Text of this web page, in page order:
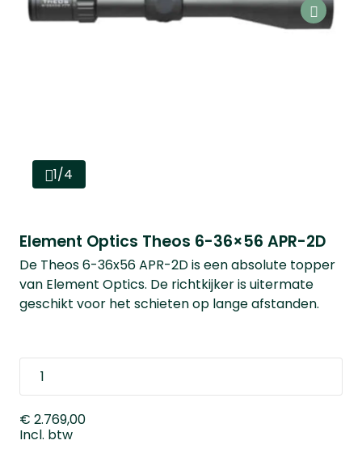
1/4
Element Optics Theos 6-36×56 APR-2D
De Theos 6-36x56 APR-2D is een absolute topper
van Element Optics. De richtkijker is uitermate
geschikt voor het schieten op lange afstanden.
€ 2.769,00
Incl. btw